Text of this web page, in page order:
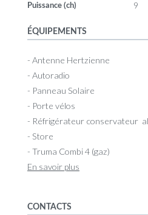
Puissance (ch) 9
ÉQUIPEMENTS
- Antenne Hertzienne
- Autoradio
- Panneau Solaire
- Porte vélos
- Réfrigérateur conservateur
- Store
- Truma Combi 4 (gaz)
En savoir plus
CONTACTS